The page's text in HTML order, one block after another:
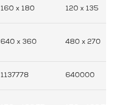
160 x 180 120 x 135
640 x 360 480 x 270
1137778 640000